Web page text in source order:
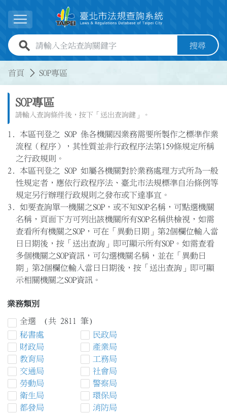
展開選單
全站查詢關鍵字欄位 搜尋
首頁 SOP專區
SOP專區
請輸入查詢條件後，按下「送出查詢鍵」。
本區刊登之 SOP 係各機關因業務需要所製作之標準作業
流程（程序），其性質並非行政程序法第159條規定所稱
之行政規則。
本區刊登之 SOP 如屬各機關對於業務處理方式所為一般
性規定者，應依行政程序法、臺北市法規標準自治條例等
規定另行辦理行政規則之發布或下達事宜。
如要查詢單一機關之SOP，或不知SOP名稱，可點選機關
名稱，頁面下方可列出該機關所有SOP名稱供檢視，如需
查看所有機關之SOP，可在「異動日期」第2個欄位輸入當
日日期後，按「送出查詢」即可顯示所有SOP。如需查看
多個機關之SOP資訊，可勾選機關名稱，並在「異動日
期」第2個欄位輸入當日日期後，按「送出查詢」即可顯
示相關機關之SOP資訊。
業務類別
全選 (共 2811 筆)
秘書處
民政局
財政局
產業局
教育局
工務局
交通局
社會局
勞動局
警察局
衛生局
環保局
都發局
消防局